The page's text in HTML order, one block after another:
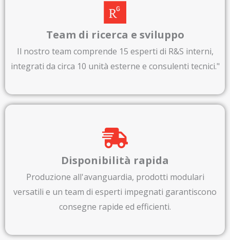
Team di ricerca e sviluppo
Il nostro team comprende 15 esperti di R&S interni,
integrati da circa 10 unità esterne e consulenti tecnici."
Disponibilità rapida
Produzione all'avanguardia, prodotti modulari
versatili e un team di esperti impegnati garantiscono
consegne rapide ed efficienti.